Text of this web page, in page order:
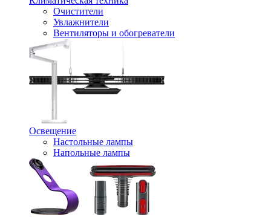
Очистители
Увлажнители
Вентиляторы и обогреватели
Освещение
Настольные лампы
Напольные лампы